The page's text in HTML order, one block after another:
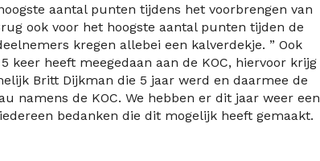
aantal punten tijdens het voorbrengen van
ook voor het hoogste aantal punten tijden de
kregen allebei een kalverdekje. ” Ook
heeft meegedaan aan de KOC, hiervoor krijg
Britt Dijkman die 5 jaar werd en daarmee de
namens de KOC. We hebben er dit jaar weer een
bedanken die dit mogelijk heeft gemaakt.